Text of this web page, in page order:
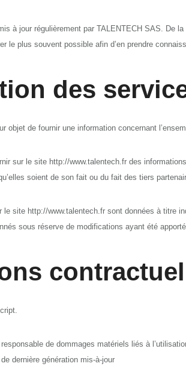
à jour régulièrement par TALENTECH SAS. De
le plus souvent possible afin d’en prendre
des
objet de fournir une information concernant
sur le site http://www.talentech.fr des
soient de son fait ou du fait des tiers
le site http://www.talentech.fr sont données à titre
sous réserve de modifications ayant été
de dommages matériels liés à
dernière génération mis-à-jour